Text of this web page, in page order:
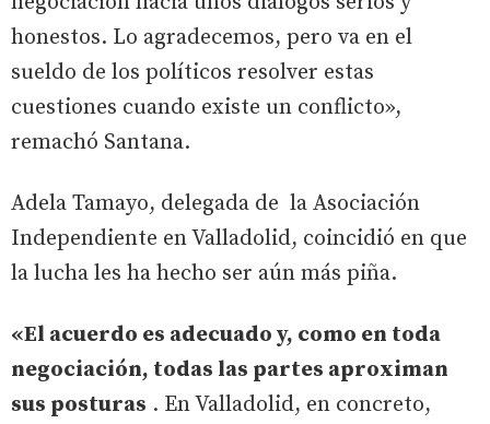
honestos. Lo agradecemos, pero va en el
sueldo de los políticos resolver estas
cuestiones cuando existe un conflicto»,
remachó Santana.
Adela Tamayo, delegada de la Asociación
Independiente en Valladolid, coincidió en que
la lucha les ha hecho ser aún más piña.
«El acuerdo es adecuado y, como en toda
negociación, todas las partes aproximan
sus posturas . En Valladolid, en concreto,